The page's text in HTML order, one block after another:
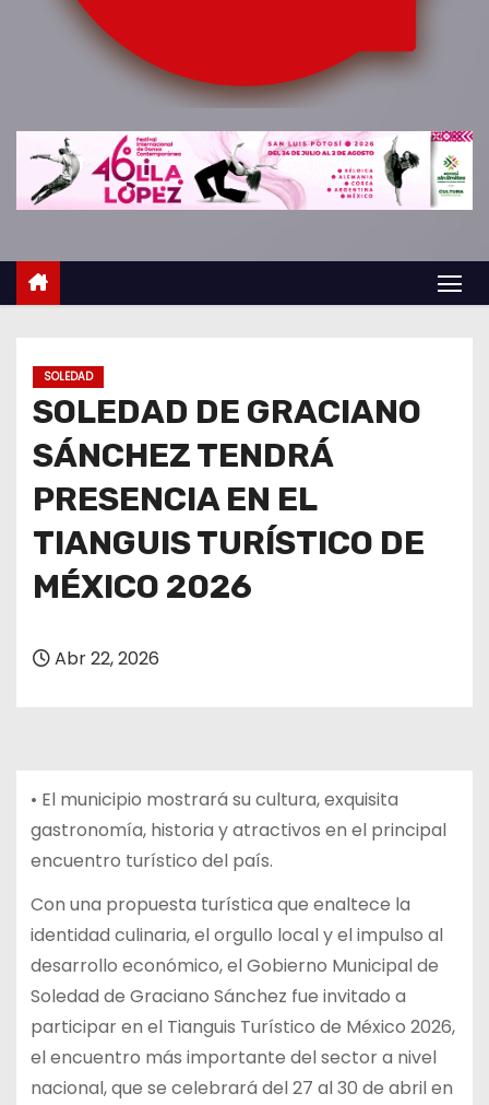
SOLEDAD
SOLEDAD DE GRACIANO
SÁNCHEZ TENDRÁ
PRESENCIA EN EL
TIANGUIS TURÍSTICO DE
MÉXICO 2026
Abr 22, 2026
• El municipio mostrará su cultura, exquisita
gastronomía, historia y atractivos en el principal
encuentro turístico del país.
Con una propuesta turística que enaltece la
identidad culinaria, el orgullo local y el impulso al
desarrollo económico, el Gobierno Municipal de
Soledad de Graciano Sánchez fue invitado a
participar en el Tianguis Turístico de México 2026,
el encuentro más importante del sector a nivel
nacional, que se celebrará del 27 al 30 de abril en